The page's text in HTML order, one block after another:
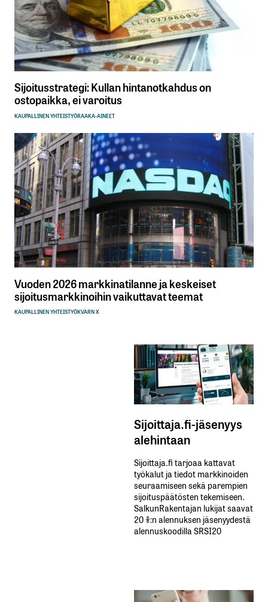
Sijoitusstrategi: Kullan hintanotkahdus on
ostopaikka, ei varoitus
KAUPALLINEN YHTEISTYÖRAAKA-AINEET
Vuoden 2026 markkinatilanne ja keskeiset
sijoitusmarkkinoihin vaikuttavat teemat
KAUPALLINEN YHTEISTYÖKVARN X
Sijoittaja.fi-jäsenyys
alehintaan
Sijoittaja.fi tarjoaa kattavat
työkalut ja tiedot markkinoiden
seuraamiseen sekä parempien
sijoituspäätösten tekemiseen.
SalkunRakentajan lukijat saavat
20 %:n alennuksen jäsenyydestä
alennuskoodilla SRSI20